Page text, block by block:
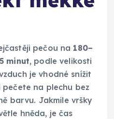
pečou na 180–
minut, podle velikosti
je vhodné snížit
pečete na plechu bez
barvu. Jakmile vršky
hněda, je čas